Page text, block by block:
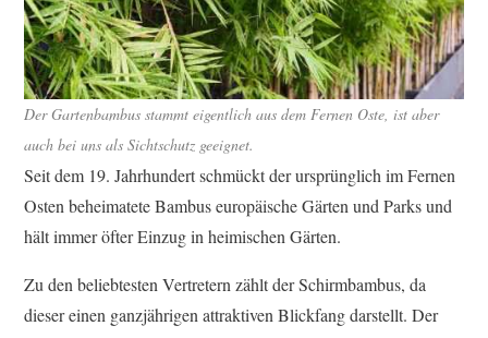
Der Gartenbambus stammt eigentlich aus dem Fernen Oste, ist aber
auch bei uns als Sichtschutz geeignet.
Seit dem 19. Jahrhundert schmückt der ursprünglich im Fernen
Osten beheimatete Bambus europäische Gärten und Parks und
hält immer öfter Einzug in heimischen Gärten.
Zu den beliebtesten Vertretern zählt der Schirmbambus, da
dieser einen ganzjährigen attraktiven Blickfang darstellt. Der